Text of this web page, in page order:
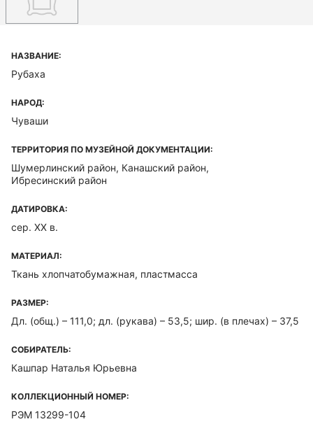
НАЗВАНИЕ:
Рубаха
НАРОД:
Чуваши
ТЕРРИТОРИЯ ПО МУЗЕЙНОЙ ДОКУМЕНТАЦИИ:
Шумерлинский район, Канашский район,
Ибресинский район
ДАТИРОВКА:
сер. XX в.
МАТЕРИАЛ:
Ткань хлопчатобумажная, пластмасса
РАЗМЕР:
Дл. (общ.) – 111,0; дл. (рукава) – 53,5; шир. (в плечах) – 37,5
СОБИРАТЕЛЬ:
Кашпар Наталья Юрьевна
КОЛЛЕКЦИОННЫЙ НОМЕР:
РЭМ 13299-104